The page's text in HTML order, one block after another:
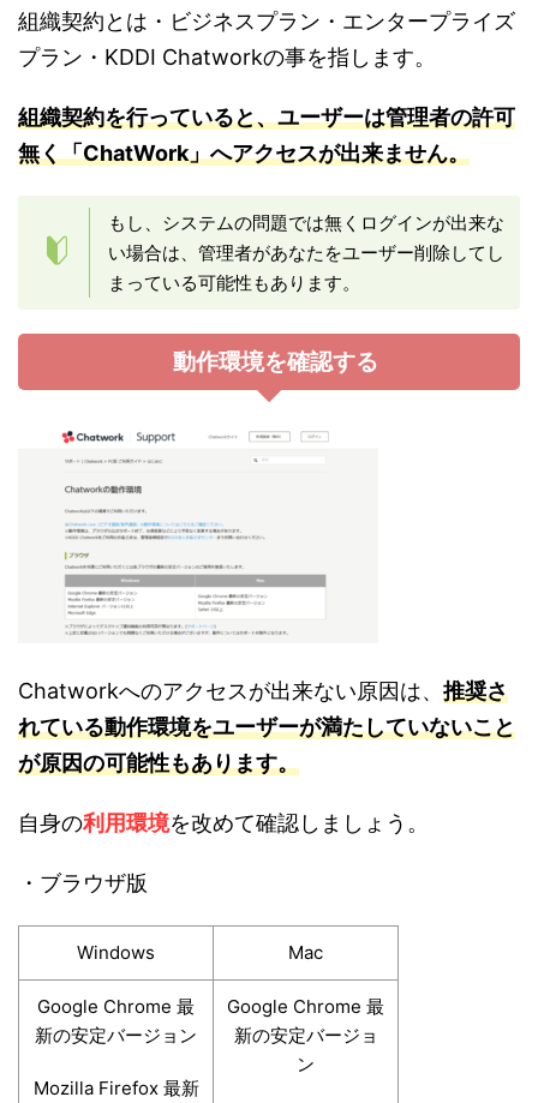
組織契約とは・ビジネスプラン・エンタープライズ
プラン・KDDI Chatworkの事を指します。
組織契約を行っていると、ユーザーは管理者の許可
無く「ChatWork」へアクセスが出来ません。
もし、システムの問題では無くログインが出来な
い場合は、管理者があなたをユーザー削除してし
まっている可能性もあります。
動作環境を確認する
Chatworkへのアクセスが出来ない原因は、 推奨さ
れている動作環境をユーザーが満たしていないこと
が原因の可能性もあります。
自身の利用環境を改めて確認しましょう。
・ブラウザ版
Windows Mac
Google Chrome 最
新の安定バージョン
Mozilla Firefox 最新
Google Chrome 最
新の安定バージョ
ン